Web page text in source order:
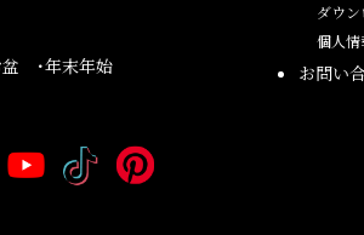
･年末年始
ダウ
個人
お問い